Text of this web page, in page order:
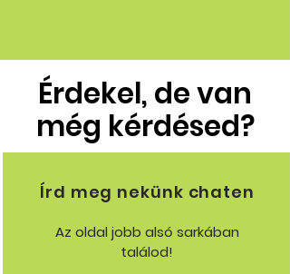
Érdekel, de van
még kérdésed?
Írd meg nekünk chaten
Az oldal jobb alsó sarkában
találod!